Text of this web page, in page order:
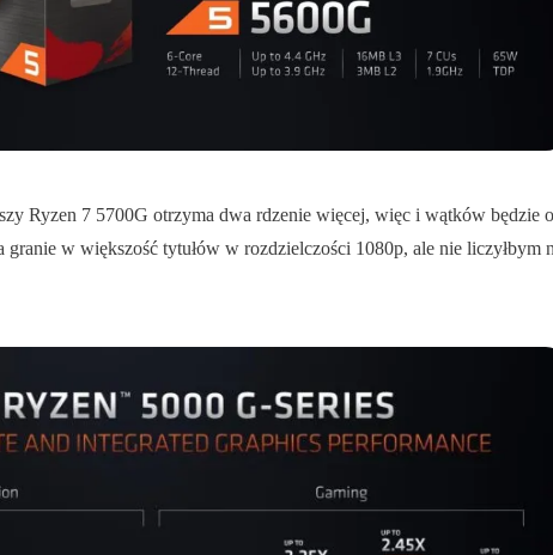
Ryzen 7 5700G otrzyma dwa rdzenie więcej, więc i wątków będzie
w większość tytułów w rozdzielczości 1080p, ale nie liczyłbym